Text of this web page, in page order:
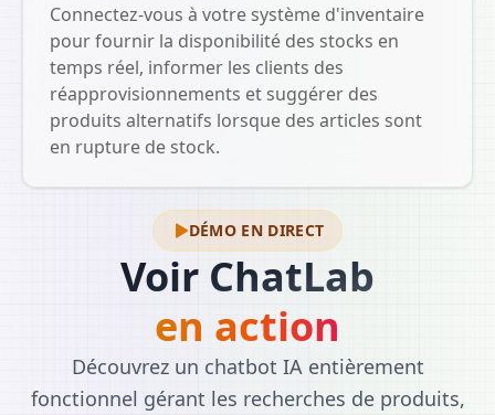
Connectez-vous à votre système d'inventaire
pour fournir la disponibilité des stocks en
temps réel, informer les clients des
réapprovisionnements et suggérer des
produits alternatifs lorsque des articles sont
en rupture de stock.
DÉMO EN DIRECT
Voir ChatLab
en action
Découvrez un chatbot IA entièrement
fonctionnel gérant les recherches de produits,